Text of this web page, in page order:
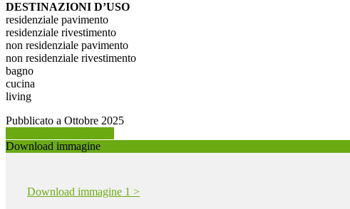
DESTINAZIONI D’USO
residenziale pavimento
residenziale rivestimento
non residenziale pavimento
non residenziale rivestimento
bagno
cucina
living
Pubblicato a Ottobre 2025
Download immagine
Download immagine 1 >